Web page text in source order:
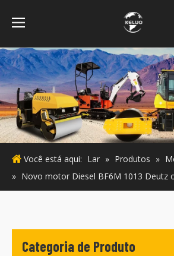
Você está aqui: Lar » Produtos »
» Novo motor Diesel BF6M 1013 Deutz
Categoria de Produto